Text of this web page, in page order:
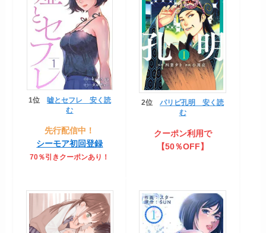
1位 嘘とセフレ
安く読
む
先行配信中！
シーモア初回登録
70％引きクーポンあり！
2位パリピ孔明 安く読
む
クーポン利用で
【50％OFF】